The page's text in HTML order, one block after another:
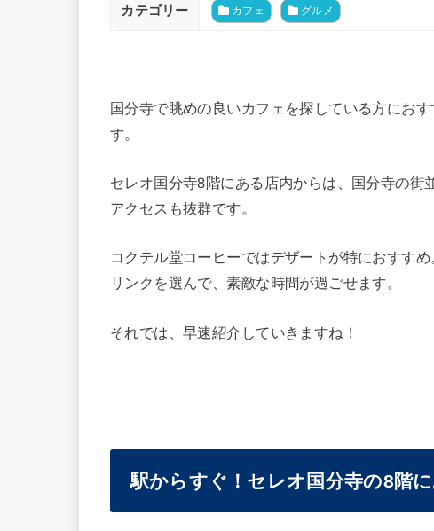
カテゴリー カフェ グルメ
国分寺で眺めの良いカフェを探している方にお
す。
セレオ国分寺8階にある店内からは、国分寺の
アクセスも抜群です。
コクテル堂コーヒーではデザートが特におすす
リンクを選んで、素敵な時間が過ごせます。
それでは、早速紹介していきますね！
駅からすぐ！セレオ国分寺の8階